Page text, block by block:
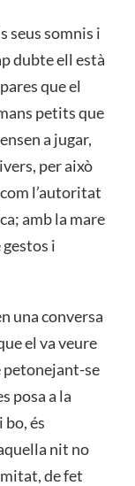
seus somnis i
dubte ell està
que el
petits que
a jugar,
per això
l’autoritat
amb la mare
i
una conversa
el va veure
petonejant-se
posa a la
bo, és
nit no
de fet